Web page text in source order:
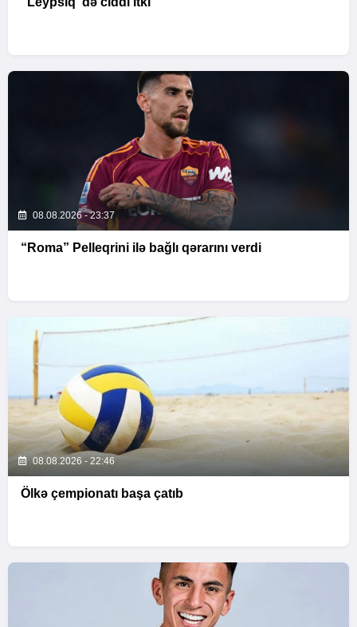
08.08.2026 - 23:37
“Roma” Pelleqrini ilə bağlı qərarını verdi
08.08.2026 - 22:46
Ölkə çempionatı başa çatıb